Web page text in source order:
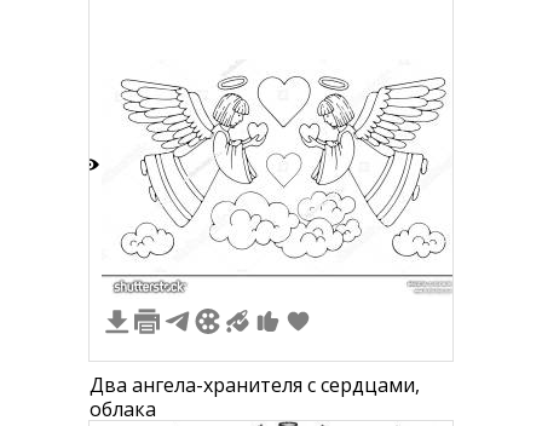
Два ангела-хранителя с сердцами,
облака